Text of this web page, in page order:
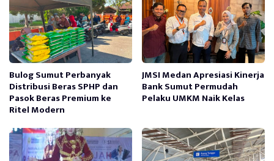
Bulog Sumut Perbanyak
Distribusi Beras SPHP dan
Pasok Beras Premium ke
Ritel Modern
JMSI Medan Apresiasi Kinerja
Bank Sumut Permudah
Pelaku UMKM Naik Kelas